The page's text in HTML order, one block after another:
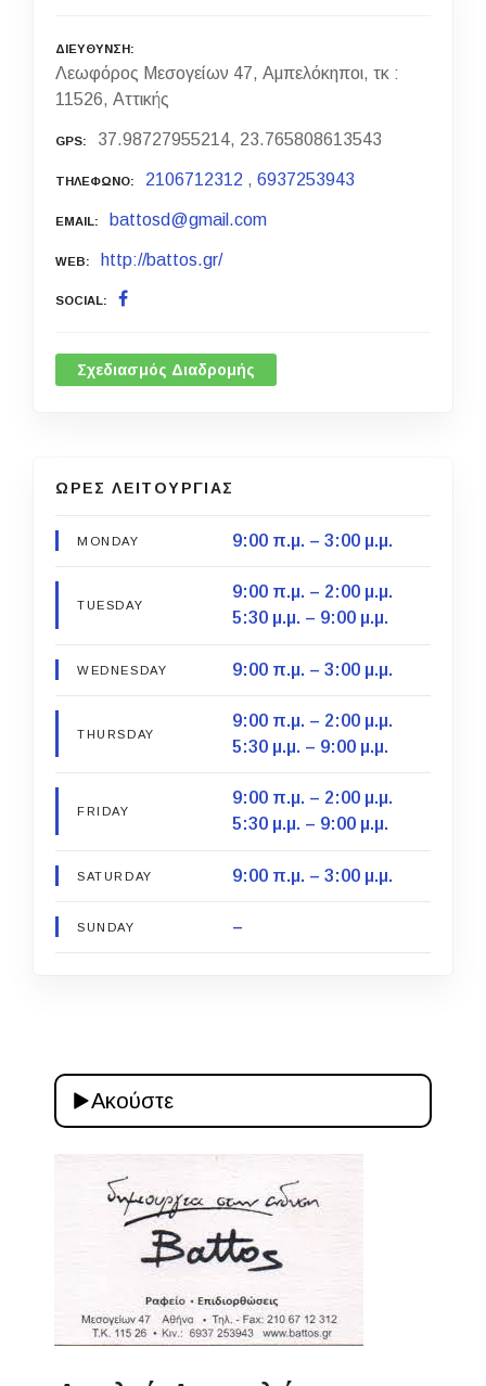
ΔΙΕΥΘΥΝΣΗ
Λεωφόρος Μεσογείων 47, Αμπελόκηποι, τκ :
11526, Αττικής
GPS 37.98727955214, 23.765808613543
ΤΗΛΕΦΩΝΟ 2106712312 ,6937253943
EMAIL battosd@gmail.com
WEB http://battos.gr/
SOCIAL
Σχεδιασμός Διαδρομής
ΩΡΕΣ ΛΕΙΤΟΥΡΓΙΑΣ
MONDAY 9:00 π.μ. – 3:00 μ.μ.
TUESDAY
9:00 π.μ. – 2:00 μ.μ.
5:30 μ.μ. – 9:00 μ.μ.
WEDNESDAY 9:00 π.μ. – 3:00 μ.μ.
THURSDAY
9:00 π.μ. – 2:00 μ.μ.
5:30 μ.μ. – 9:00 μ.μ.
FRIDAY
9:00 π.μ. – 2:00 μ.μ.
5:30 μ.μ. – 9:00 μ.μ.
SATURDAY 9:00 π.μ. – 3:00 μ.μ.
SUNDAY –
Ακούστε